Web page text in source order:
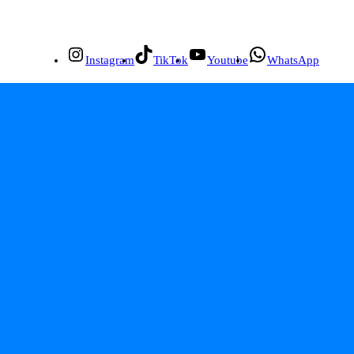
Instagram TikTok Youtube WhatsApp